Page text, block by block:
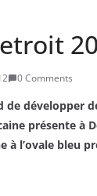
0 Comments
développer
présente à
à l’ovale bleu